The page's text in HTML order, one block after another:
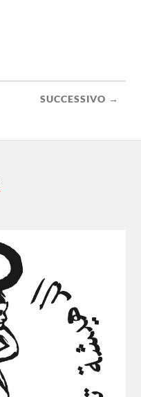
SUCCESSIVO →